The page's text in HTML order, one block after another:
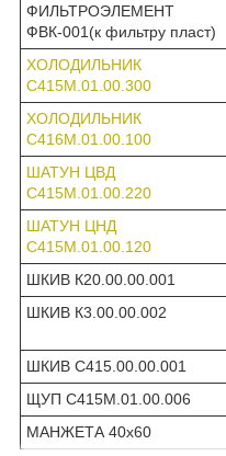
ФИЛЬТРОЭЛЕМЕНТ
ФВК-001(к фильтру пласт)
ХОЛОДИЛЬНИК
С415М.01.00.300
ХОЛОДИЛЬНИК
С416М.01.00.100
ШАТУН ЦВД
С415М.01.00.220
ШАТУН ЦНД
С415М.01.00.120
ШКИВ К20.00.00.001
ШКИВ К3.00.00.002
ШКИВ С415.00.00.001
ЩУП С415М.01.00.006
МАНЖЕТА 40х60